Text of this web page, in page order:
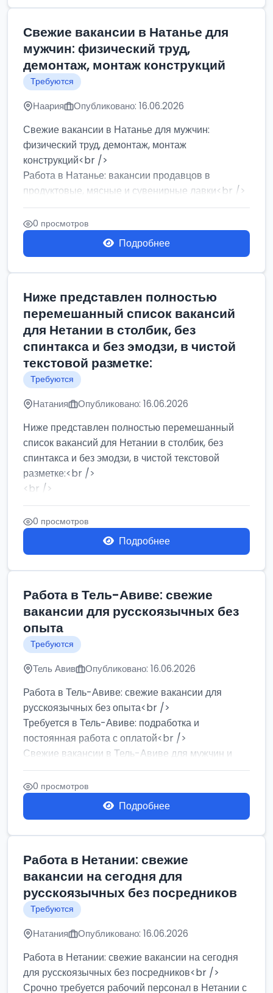
Свежие вакансии в Натанье для
мужчин: физический труд,
демонтаж, монтаж конструкций
Требуются
Наария Опубликовано: 16.06.2026
Свежие вакансии в Натанье для мужчин:
физический труд, демонтаж, монтаж
конструкций<br />
Работа в Натанье: вакансии продавцов в
продуктовые, мясные и сувенирные лавки<br />
Разнорабочий на сборку м...
0 просмотров
Подробнее
Ниже представлен полностью
перемешанный список вакансий
для Нетании в столбик, без
спинтакса и без эмодзи, в чистой
текстовой разметке:
Требуются
Натания Опубликовано: 16.06.2026
Ниже представлен полностью перемешанный
список вакансий для Нетании в столбик, без
спинтакса и без эмодзи, в чистой текстовой
разметке:<br />
<br />
Работа в Нетании на мебельном производстве:
требу...
0 просмотров
Подробнее
Работа в Тель-Авиве: свежие
вакансии для русскоязычных без
опыта
Требуются
Тель Авив Опубликовано: 16.06.2026
Работа в Тель-Авиве: свежие вакансии для
русскоязычных без опыта<br />
Требуется в Тель-Авиве: подработка и
постоянная работа с оплатой<br />
Свежие вакансии в Тель-Авиве для мужчин и
женщин от хозя...
0 просмотров
Подробнее
Работа в Нетании: свежие
вакансии на сегодня для
русскоязычных без посредников
Требуются
Натания Опубликовано: 16.06.2026
Работа в Нетании: свежие вакансии на сегодня
для русскоязычных без посредников<br />
Срочно требуется рабочий персонал в Нетании с